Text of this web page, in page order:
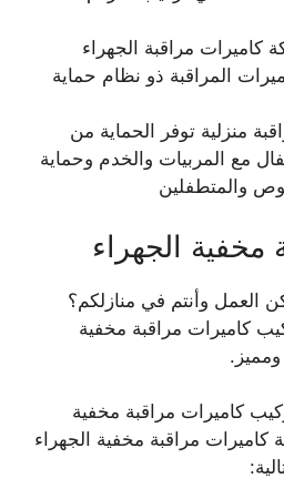
مراقبة الجهراء
المراقبة ذو نظام حماية
منزلية توفر الحماية من
مع المربيات والخدم وحماية
والمتطفلين
مخفية الجهراء
العمل وأنتم في منازلكم؟
كاميرات مراقبة مخفية
كاميرات مراقبة مخفية
كاميرات مراقبة مخفية الجهراء